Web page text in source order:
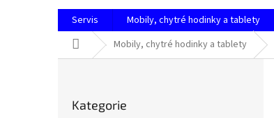
Servis Mobily, chytré hodinky a tablety
Domů Mobily, chytré hodinky a tablety
kategorie
Kategorie